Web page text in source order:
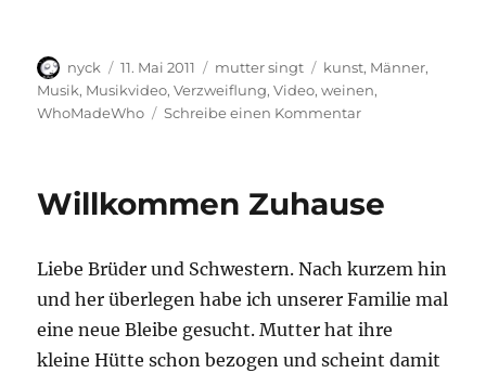
Autor
nyck
Veröffentlicht
am
11. Mai 2011 Kategorien
mutter singt Schlagwörter
kunst, Männer,
Musik, Musikvideo,Verzweiflung,Video,weinen,
WhoMadeWho
Schreibe einen Kommentarzu
Willkommen Zuhause
Liebe Brüder und Schwestern. Nach kurzem hin
und her überlegen habe ich unserer Familie mal
eine neue Bleibe gesucht. Mutter hat ihre
kleine Hütte schon bezogen und scheint damit